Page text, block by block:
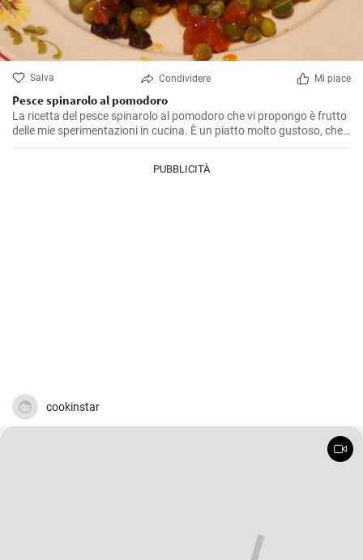
Salva Condividere Mi piace
Pesce spinarolo al pomodoro
La ricetta del pesce spinarolo al pomodoro che vi propongo è frutto
delle mie sperimentazioni in cucina. È un piatto molto gustoso, che
ho affinato nel tempo, cercando il giusto equilibrio tra il sapore del
pesce e quello del pomodoro. Da buon amante della cucina di mare,
ritengo che vale la pena provare a prepararlo.
PUBBLICITÀ
cookinstar